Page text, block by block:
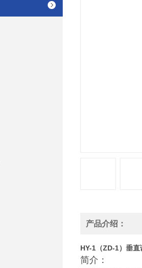
产品介绍：
HY-1（ZD-1）垂
简介：